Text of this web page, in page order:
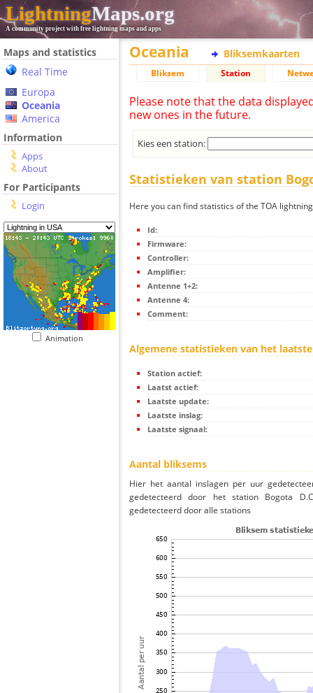
LightningMaps.org
A community project with free lightning maps and apps
Maps and statistics
Real Time
Europa
Oceania
America
Information
Apps
About
For Participants
Login
Animation
Oceania Bliksemkaarten
Bliksem Station
Please note that the data
new ones in the future.
Kies een station:
Statistieken van station
Here you can find statistics of the TOA
Id:
Firmware:
Controller:
Amplifier:
Antenne 1+2:
Antenne 4:
Comment:
Algemene statistieken van het
Station actief:
Laatst actief:
Laatste update:
Laatste inslag:
Laatste signaal:
Aantal bliksems
Hier het aantal inslagen per uur
gedetecteerd door het station Bogota
gedetecteerd door alle stations